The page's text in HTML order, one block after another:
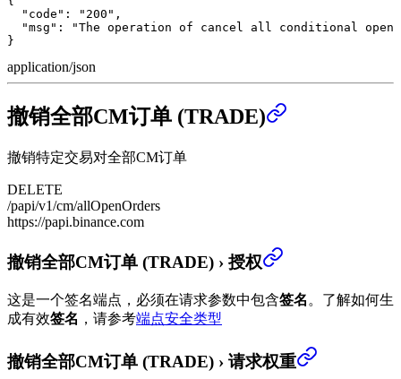
  "code": "200",
"msg": "The operation of cancel all conditional open
}
application/json
撤销全部CM订单 (TRADE)
撤销特定交易对全部CM订单
DELETE
/papi/v1/cm/allOpenOrders
https://papi.binance.com
撤销全部CM订单 (TRADE) › 授权
这是一个签名端点，必须在请求参数中包含签名 。 了解如何生
成有效签名 ，请参考端点安全类型
撤销全部CM订单 (TRADE) › 请求权重